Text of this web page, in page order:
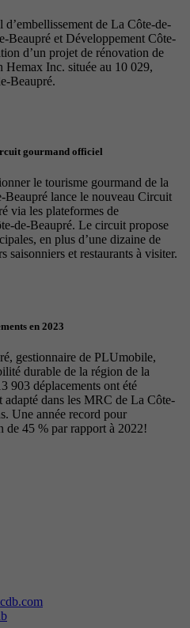
de La Côte-de-
Beaupré et Développement Côte-
d’un projet de rénovation de
Hemax Inc. située au 10 029,
Beaupré.
gourmand officiel
le tourisme gourmand de la
lance le nouveau Circuit
via les plateformes de
de-Beaupré. Le circuit propose
en plus d’une dizaine de
saisonniers et restaurants à visiter.
en 2023
gestionnaire de PLUmobile,
durable de la région de la
903 déplacements ont été
dans les MRC de La Côte-
Une année record pour
de 45 % par rapport à 2022!